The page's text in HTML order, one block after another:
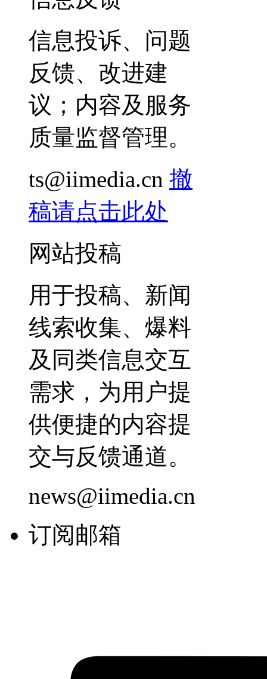
信息投诉、问题
反馈、改进建
议；内容及服务
质量监督管理。
ts@iimedia.cn 撤
稿请点击此处
网站投稿
用于投稿、新闻
线索收集、爆料
及同类信息交互
需求，为用户提
供便捷的内容提
交与反馈通道。
news@iimedia.cn
订阅邮箱